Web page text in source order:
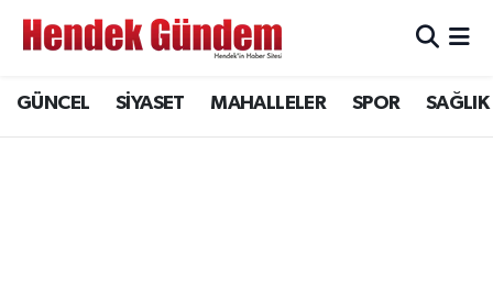
GÜNCEL SİYASET MAHALLELER SPOR SAĞLIK
Sakarya Hava Durumu